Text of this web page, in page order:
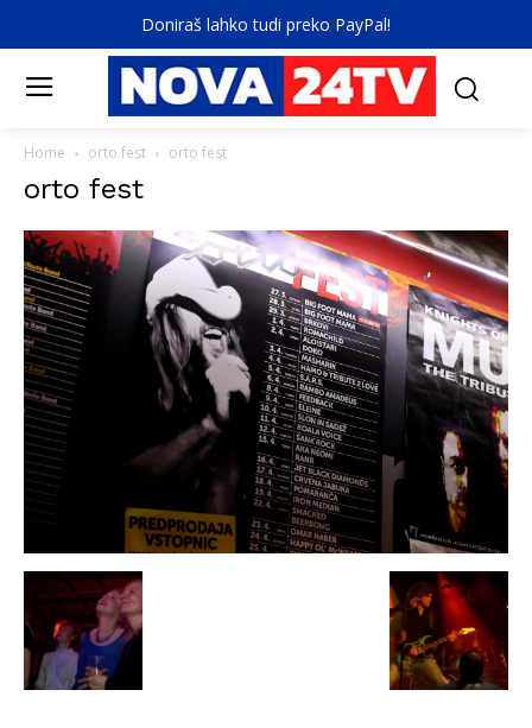
Doniraš lahko tudi preko PayPal!
Home orto fest orto fest
orto fest